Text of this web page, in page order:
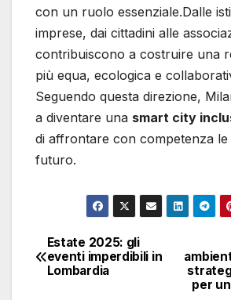
con un ruolo essenziale.Dalle
imprese, dai cittadini alle
contribuiscono a costruire una
più equa, ecologica e
Seguendo questa direzione,
a diventare una smart city
di affrontare con competenza le
futuro.
Navigazione
articoli
per
Estate 2025: gli
eventi imperdibili in
Lombardia